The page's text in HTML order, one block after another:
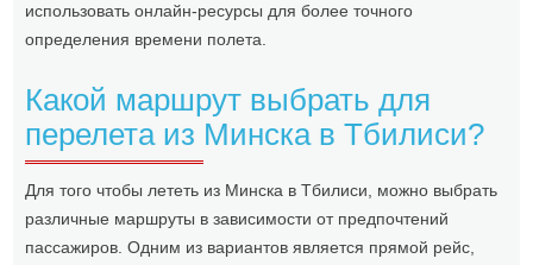
использовать онлайн-ресурсы для более точного
определения времени полета.
Какой маршрут выбрать для
перелета из Минска в Тбилиси?
Для того чтобы лететь из Минска в Тбилиси, можно выбрать
различные маршруты в зависимости от предпочтений
пассажиров. Одним из вариантов является прямой рейс,